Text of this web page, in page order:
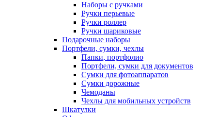
Наборы с ручками
Ручки перьевые
Ручки роллер
Ручки шариковые
Подарочные наборы
Портфели, сумки, чехлы
Папки, портфолио
Портфели, сумки для документов
Сумки для фотоаппаратов
Сумки дорожные
Чемоданы
Чехлы для мобильных устройств
Шкатулки